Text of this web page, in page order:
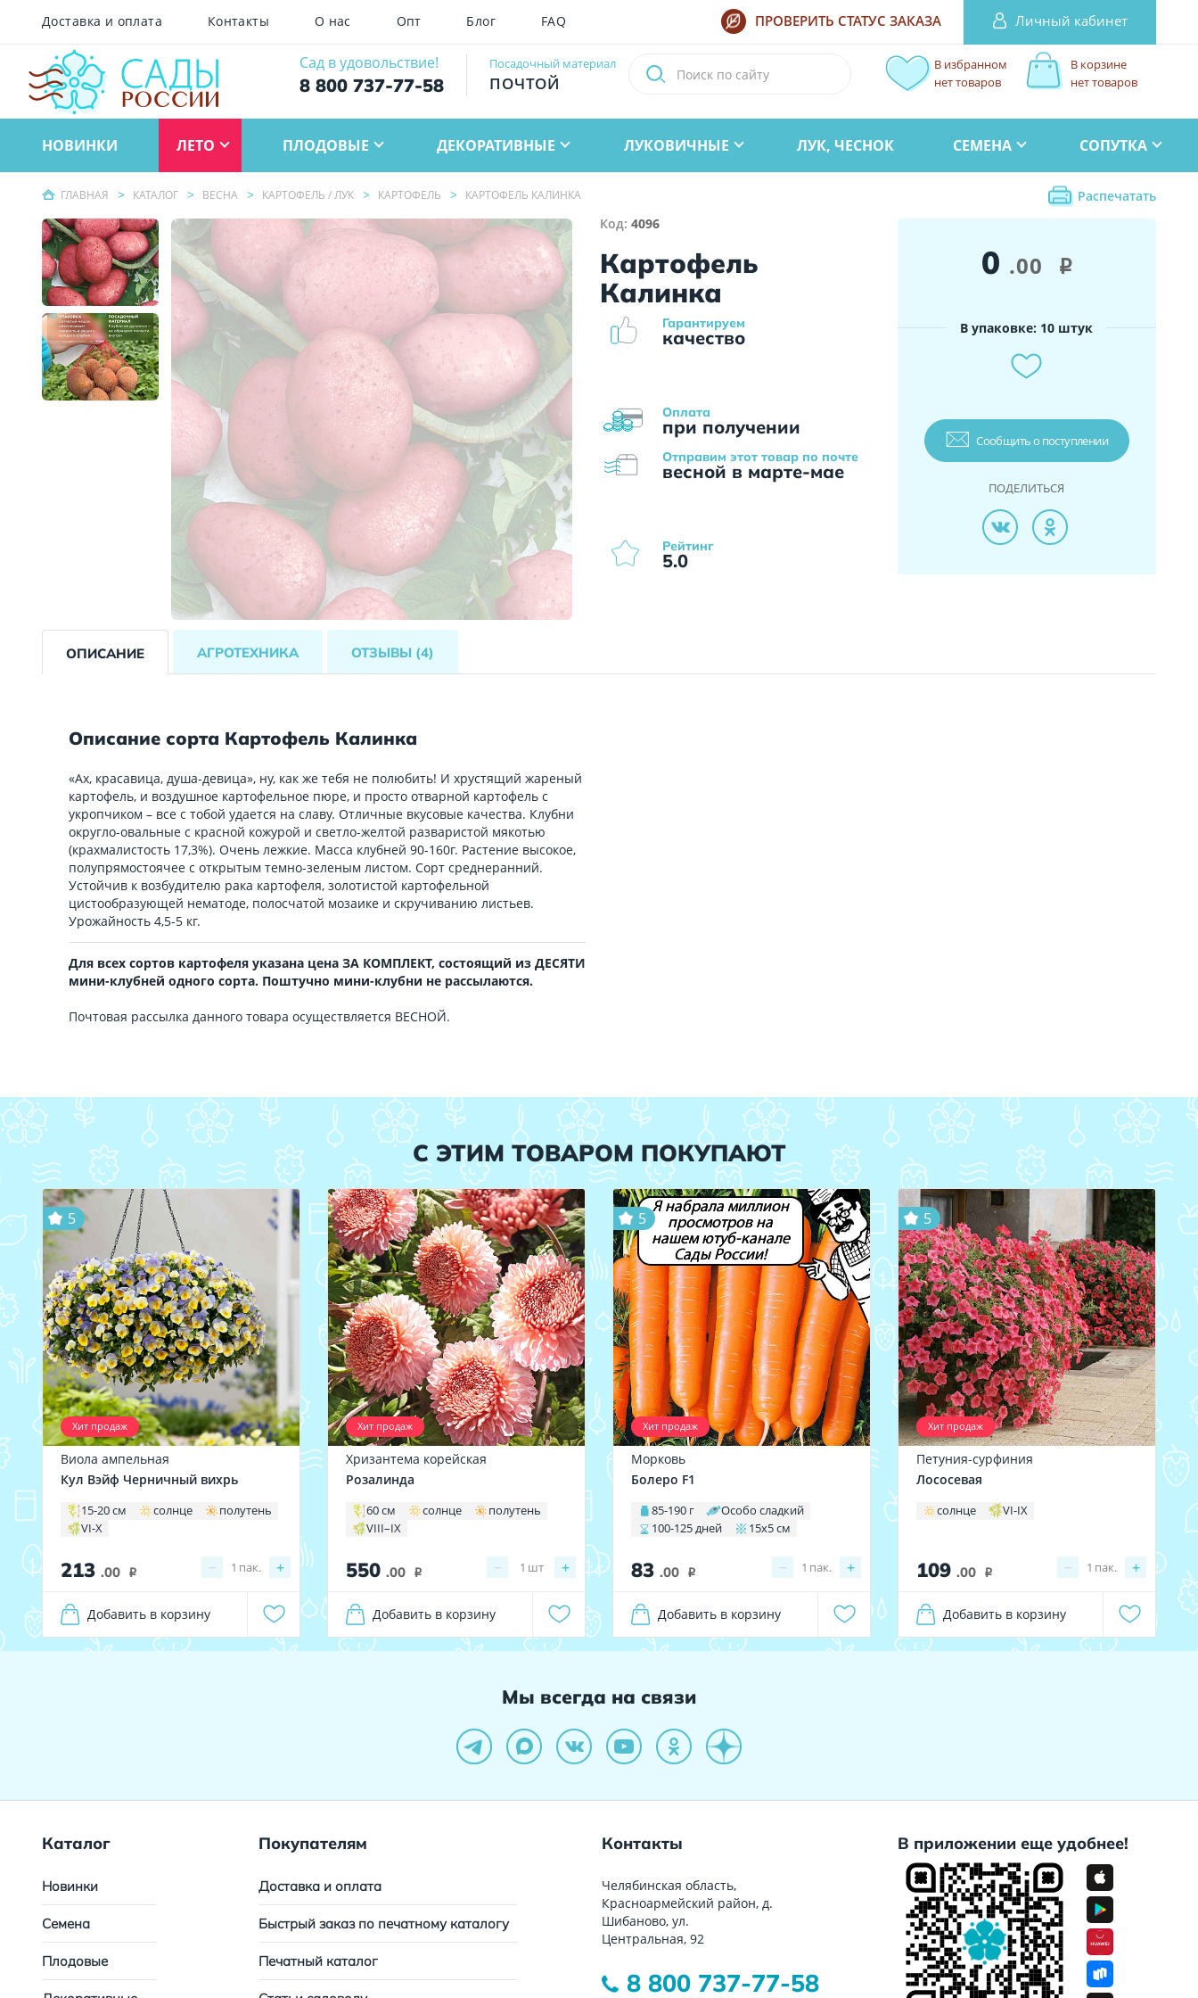
Доставка и оплата Контакты О нас Опт Блог FAQ ПРОВЕРИТЬ СТАТУС ЗАКАЗА Личный кабинет
Сад в удовольствие!
8 800 737-77-58
Посадочный материал
ПОЧТОЙ
В корзине
нет товаров
В избранном
нет товаров
НОВИНКИ ЛЕТО ПЛОДОВЫЕ ДЕКОРАТИВНЫЕ ЛУКОВИЧНЫЕ ЛУК, ЧЕСНОК СЕМЕНА СОПУТКА
ГЛАВНАЯ КАТАЛОГ ВЕСНА КАРТОФЕЛЬ / ЛУК КАРТОФЕЛЬ КАРТОФЕЛЬ КАЛИНКА
Распечатать
Код: 4096
Картофель
Калинка
Оплата
при получении
Гарантируем
качество
Отправим этот товар по почте
весной в марте-мае
Рейтинг
5.0
0 .00 i
В упаковке: 10 штук
Сообщить о поступлении
ПОДЕЛИТЬСЯ
ОПИСАНИЕ АГРОТЕХНИКА ОТЗЫВЫ (4)
Описание сорта Картофель Калинка
«Ах, красавица, душа-девица», ну, как же тебя не полюбить! И хрустящий жареный
картофель, и воздушное картофельное пюре, и просто отварной картофель с
укропчиком – все с тобой удается на славу. Отличные вкусовые качества. Клубни
округло-овальные с красной кожурой и светло-желтой разваристой мякотью
(крахмалистость 17,3%). Очень лежкие. Масса клубней 90-160г. Растение высокое,
полупрямостоячее с открытым темно-зеленым листом. Сорт среднеранний.
Устойчив к возбудителю рака картофеля, золотистой картофельной
цистообразующей нематоде, полосчатой мозаике и скручиванию листьев.
Урожайность 4,5-5 кг.
Для всех сортов картофеля указана цена ЗА КОМПЛЕКТ, состоящий из ДЕСЯТИ
мини-клубней одного сорта. Поштучно мини-клубни не рассылаются.
Почтовая рассылка данного товара осуществляется ВЕСНОЙ.
С ЭТИМ ТОВАРОМ ПОКУПАЮТ
Хит продаж
5
Виола ампельная
Кул Вэйф Черничный вихрь
15-20 см солнце
полутень
VI-X
213 .00 i − +
1 пак.
Добавить в корзину
Хит продаж
Хризантема корейская
Розалинда
60 см солнце
полутень
VIII–IX
550 .00 i − +
1 шт
Добавить в корзину
Я набрала миллион
просмотров на
нашем ютуб-канале
Сады России!
Хит продаж
5
Морковь
Болеро F1
85-190 г
Особо сладкий
100-125 дней
15х5 см
83 .00 i − +
1 пак.
Добавить в корзину
Хит продаж
5
Петуния-сурфиния
Лососевая
солнце VI-IX
109 .00 i − +
1 пак.
Добавить в корзину
Мы всегда на связи
Каталог
Новинки
Семена
Плодовые
Покупателям
Доставка и оплата
Быстрый заказ по печатному каталогу
Печатный каталог
Контакты
Челябинская область,
Красноармейский район, д.
Шибаново, ул.
Центральная, 92
8 800 737-77-58
В приложении еще удобнее!